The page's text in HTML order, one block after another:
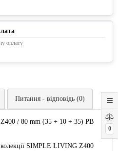
0
оплату
Питання - відповідь (0)
/ 80 mm (35 + 10 + 35) PB
SIMPLE LIVING Z400